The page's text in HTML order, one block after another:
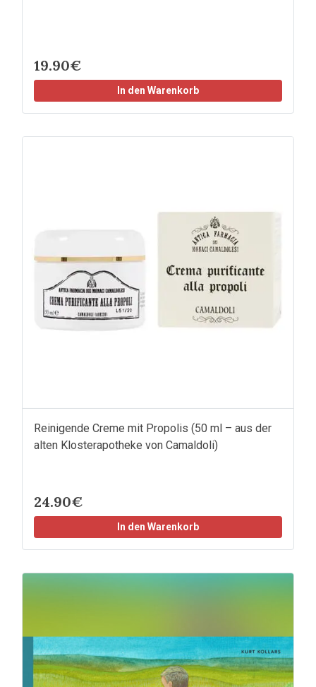
19.90€
In den Warenkorb
Reinigende Creme mit Propolis (50 ml – aus der
alten Klosterapotheke von Camaldoli)
24.90€
In den Warenkorb